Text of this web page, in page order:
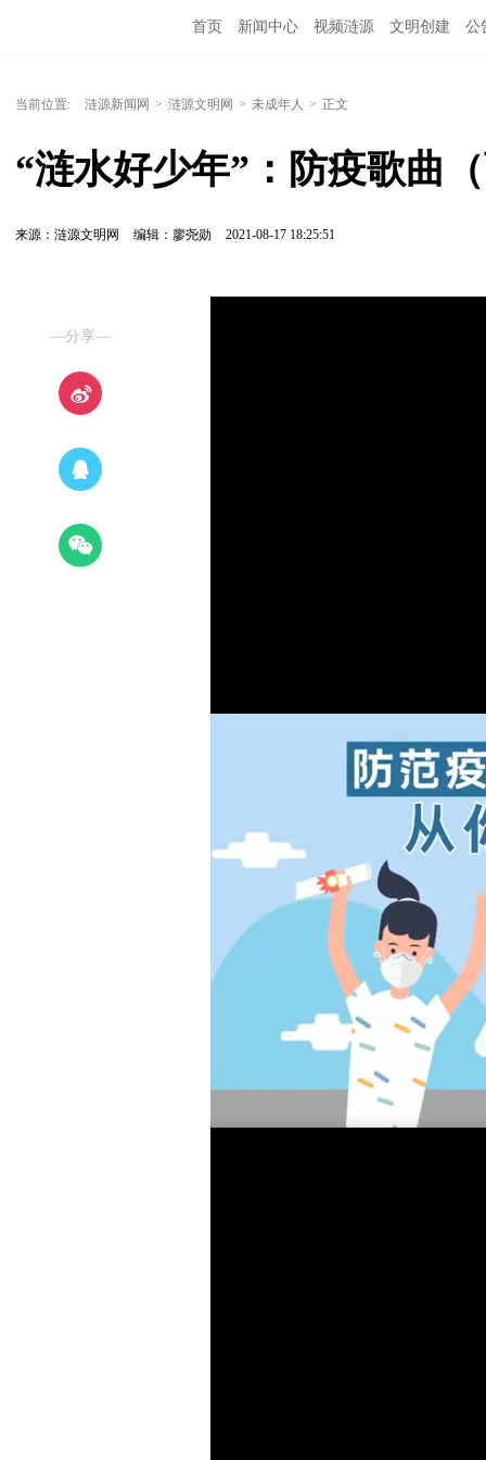
首页 新闻中心 视频涟源 文明创建 公
当前位置: 涟源新闻网 > 涟源文明网 > 未成年人 > 正文
“涟水好少年”：防疫歌曲
来源：涟源文明网 编辑：廖尧勋 2021-08-17 18:25:51
—分享—